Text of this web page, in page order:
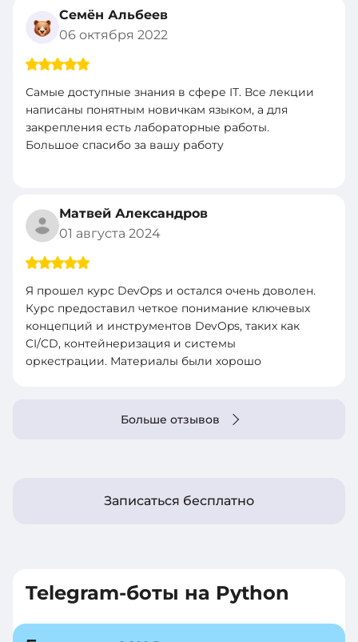
Семён Альбеев
06 октября 2022
Самые доступные знания в сфере IT. Все лекции
написаны понятным новичкам языком, а для
закрепления есть лабораторные работы.
Большое спасибо за вашу работу
Матвей Александров
01 августа 2024
Я прошел курс DevOps и остался очень доволен.
Курс предоставил четкое понимание ключевых
концепций и инструментов DevOps, таких как
CI/CD, контейнеризация и системы
оркестрации. Материалы были хорошо
помогли закрепить теорию. Рекомендую этот
Больше отзывов
Записаться бесплатно
Telegram-боты на Python